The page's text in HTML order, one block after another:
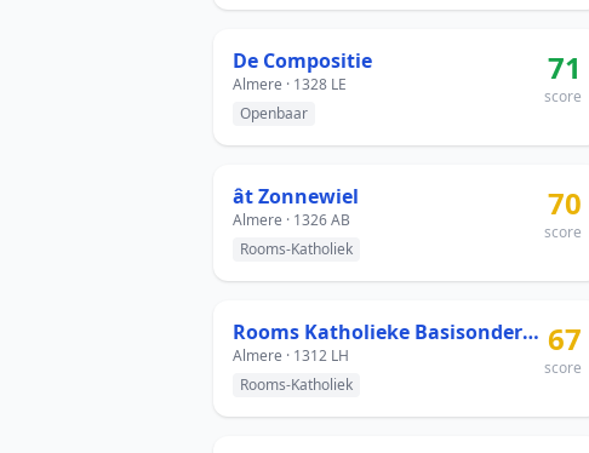
De Compositie
Almere · 1328 LE
Openbaar
71
score
ât Zonnewiel
Almere · 1326 AB
Rooms-Katholiek
70
score
Rooms Katholieke Basisonderwijs Crescendo
Almere · 1312 LH
Rooms-Katholiek
67
score